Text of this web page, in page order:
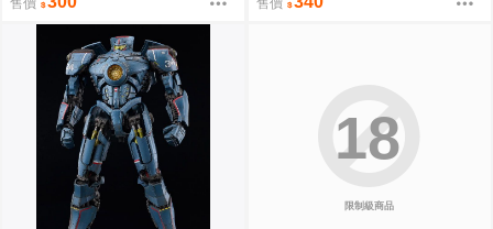
售價 售價
限制級商品
18